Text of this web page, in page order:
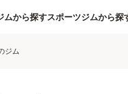
ムから探すスポーツジムから探
ジム